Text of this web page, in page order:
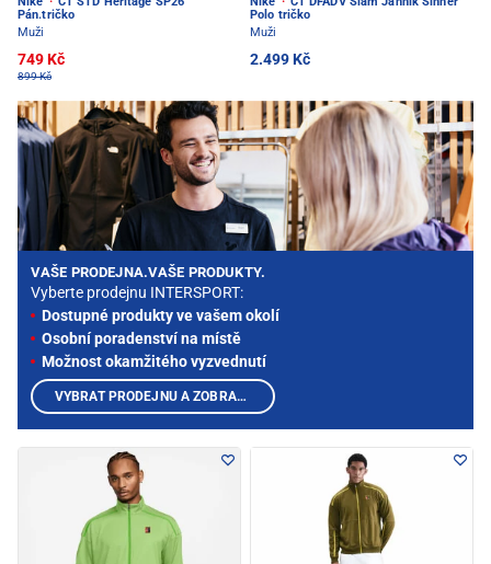
Pán.tričko
Muži
749 Kč
899 Kč
Polo tričko
Muži
2.499 Kč
VAŠE PRODEJNA.VAŠE PRODUKTY.
Vyberte prodejnu INTERSPORT:
Dostupné produkty ve vašem okolí
Osobní poradenství na místě
Možnost okamžitého vyzvednutí
VYBRAT PRODEJNU A ZOBRAZIT PRODUKTY